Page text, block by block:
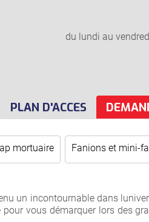
du lundi au
PLAN D'ACCES
mortuaire Fanions et mini-
un incontournable dans
vous démarquer lors des